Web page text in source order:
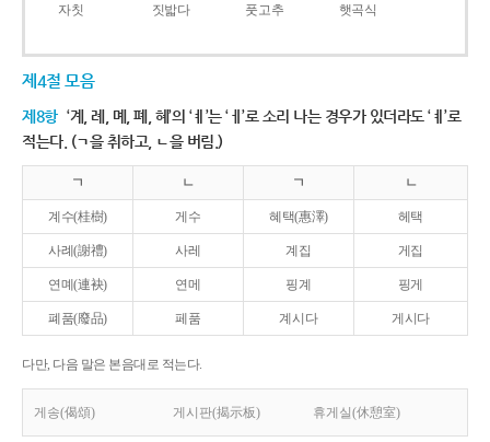
자칫
짓밟다 풋고추 햇곡식
제4절 모음
제8항 ‘계, 례, 몌, 폐, 혜’의 ‘ㅖ’는 ‘ㅔ’로 소리 나는 경우가 있더라도 ‘ㅖ’로
적는다. (ㄱ을 취하고, ㄴ을 버림.)
ㄱ ㄴ ㄱ ㄴ
계수(桂樹) 게수 혜택(惠澤) 헤택
사례(謝禮) 사레 계집 게집
연몌(連袂) 연메 핑계 핑게
폐품(廢品) 페품 계시다 게시다
다만, 다음 말은 본음대로 적는다.
게송(偈頌) 게시판(揭示板) 휴게실(休憩室)